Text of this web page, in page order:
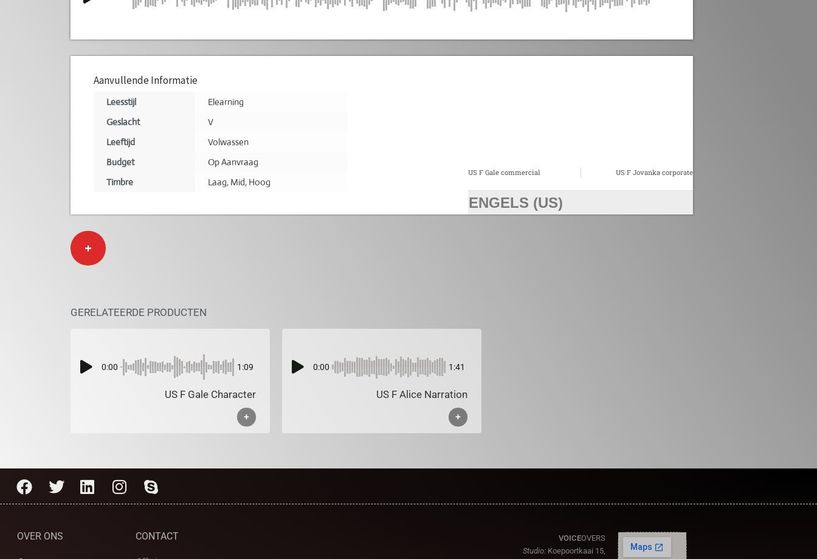
Aanvullende Informatie
Leesstijl
Elearning
Geslacht
V
Leeftijd
Volwassen
Budget
Op Aanvraag
Timbre
Laag, Mid, Hoog
US F Gale commercial US F Jovanka corporate
ENGELS (US)
+
GERELATEERDE PRODUCTEN
0:00 1:09
US F Gale Character
+
0:00 1:41
US F Alice Narration
+
OVER ONS CONTACT VOICEOVERS
Studio:Koepoortkaai 15,